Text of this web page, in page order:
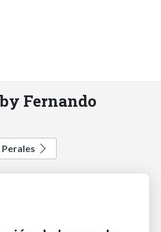
Fernando
Perales